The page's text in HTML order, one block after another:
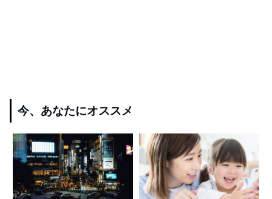
今、あなたにオススメ